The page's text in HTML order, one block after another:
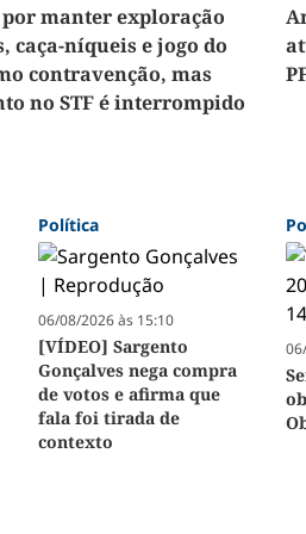
manter exploração
caça-níqueis e jogo do
contravenção, mas
no STF é interrompido
Política
06/08/2026 às 15:10
[VÍDEO] Sargento
Gonçalves nega compra
de votos e afirma que
fala foi tirada de
contexto